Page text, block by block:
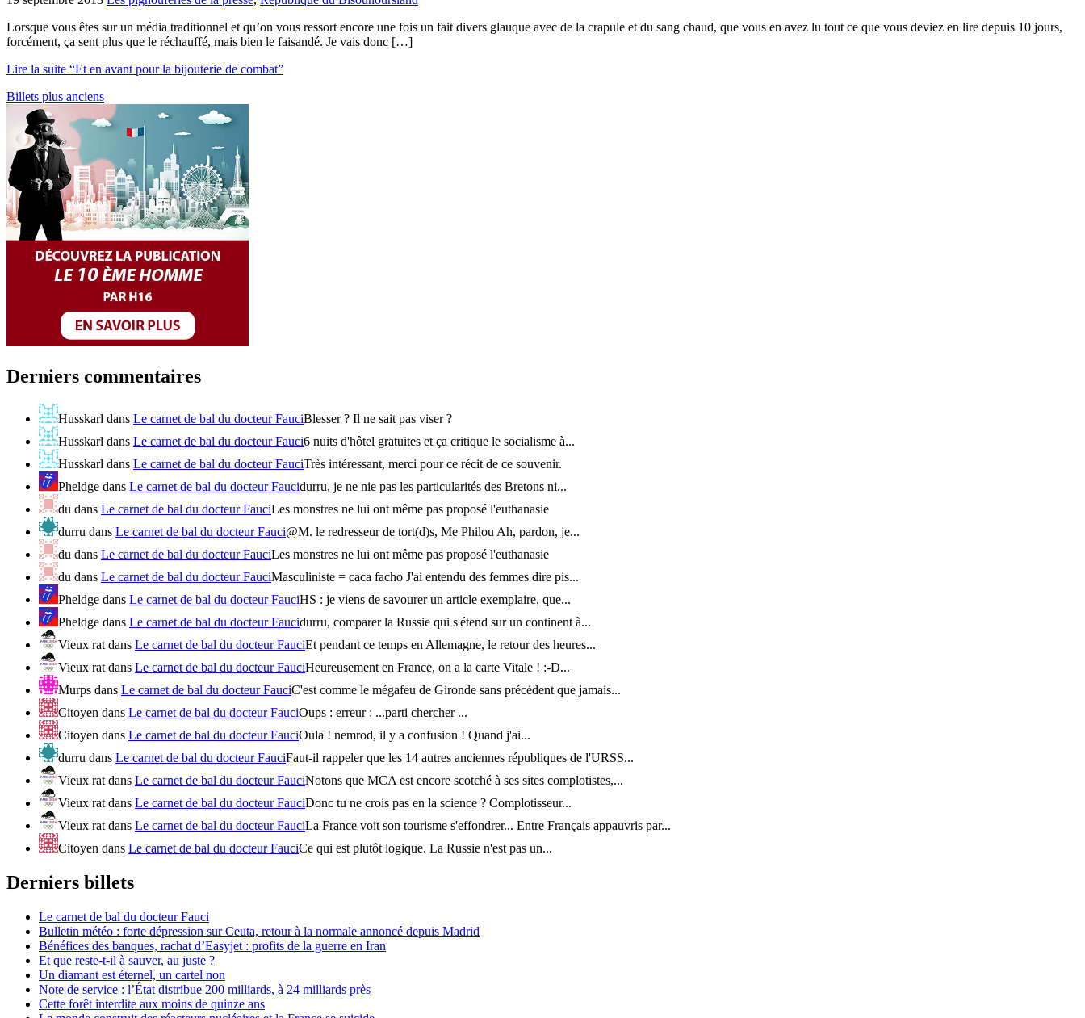
Lorsque vous êtes sur un média traditionnel et qu’on vous ressort encore une fois un fait divers glauque avec de la crapule et du sang chaud, que vous en avez lu tout ce que vous deviez en lire depuis 10 jours,
forcément, ça sent plus que le réchauffé, mais bien le faisandé. Je vais donc […]
Lire la suite “Et en avant pour la bijouterie de combat”
Billets plus anciens
Derniers commentaires
Husskarl dans Le carnet de bal du docteur FauciBlesser ? Il ne sait pas viser ?
Husskarl dans Le carnet de bal du docteur Fauci6 nuits d'hôtel gratuites et ça critique le socialisme à...
Husskarl dans Le carnet de bal du docteur FauciTrès intéressant, merci pour ce récit de ce souvenir.
Pheldge dans Le carnet de bal du docteur Faucidurru, je ne nie pas les particularités des Bretons ni...
du dans Le carnet de bal du docteur FauciLes monstres ne lui ont même pas proposé l'euthanasie
durru dans Le carnet de bal du docteur Fauci@M. le redresseur de tort(d)s, Me Philou Ah, pardon, je...
du dans Le carnet de bal du docteur FauciLes monstres ne lui ont même pas proposé l'euthanasie
du dans Le carnet de bal du docteur FauciMasculiniste = caca facho J'ai entendu des femmes dire pis...
Pheldge dans Le carnet de bal du docteur FauciHS : je viens de savourer un article exemplaire, que...
Pheldge dans Le carnet de bal du docteur Faucidurru, comparer la Russie qui s'étend sur un continent à...
Vieux rat dans Le carnet de bal du docteur FauciEt pendant ce temps en Allemagne, le retour des heures...
Vieux rat dans Le carnet de bal du docteur FauciHeureusement en France, on a la carte Vitale ! :-D...
Murps dans Le carnet de bal du docteur FauciC'est comme le mégafeu de Gironde sans précédent que jamais...
Citoyen dans Le carnet de bal du docteur FauciOups : erreur : ...parti chercher ...
Citoyen dans Le carnet de bal du docteur FauciOula ! nemrod, il y a confusion ! Quand j'ai...
durru dans Le carnet de bal du docteur FauciFaut-il rappeler que les 14 autres anciennes républiques de l'URSS...
Vieux rat dans Le carnet de bal du docteur FauciNotons que MCA est encore scotché à ses sites complotistes,...
Vieux rat dans Le carnet de bal du docteur FauciDonc tu ne crois pas en la science ? Complotisseur...
Vieux rat dans Le carnet de bal du docteur FauciLa France voit son tourisme s'effondrer... Entre Français appauvris par...
Citoyen dans Le carnet de bal du docteur FauciCe qui est plutôt logique. La Russie n'est pas un...
Derniers billets
Le carnet de bal du docteur Fauci
Bulletin météo : forte dépression sur Ceuta, retour à la normale annoncé depuis Madrid
Bénéfices des banques, rachat d’Easyjet : profits de la guerre en Iran
Et que reste-t-il à sauver, au juste ?
Un diamant est éternel, un cartel non
Note de service : l’État distribue 200 milliards, à 24 milliards près
Cette forêt interdite aux moins de quinze ans